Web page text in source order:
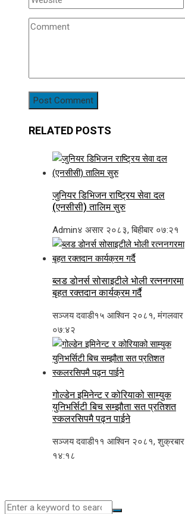
RELATED POSTS
जुनियर डिभिजन राष्ट्रिय सेवा दल
(एनसीसी) तालिम सुरु
Admin४ असार २०८३, बिहीबार ०७:२१
ब्लड डोनर्स सोसाइटीले भोली रत्ननगरमा
बृहत रक्तदान कार्यक्रम गर्दै
सञ्जय दवाडी१५ आश्विन २०८१, मंगलवार
०७:४२
गोल्डेन इमिनेन्ट र कोरियाको साम्युक
युनिभर्सिटी बिच सम्झौता सत प्रतिशत
स्कलरसिपमै पढ्न पाईने
सञ्जय दवाडी११ आश्विन २०८१, शुक्रबार
१४:१८